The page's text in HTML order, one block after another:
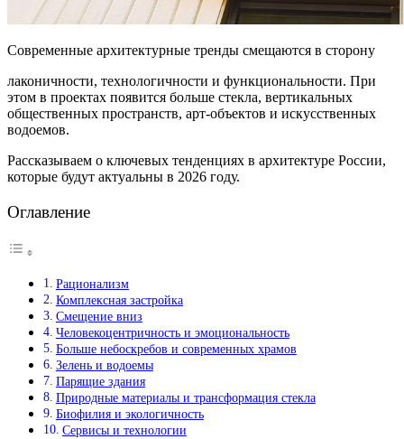
Современные архитектурные тренды смещаются в сторону
лаконичности, технологичности и функциональности. При
этом в проектах появится больше стекла, вертикальных
общественных пространств, арт-объектов и искусственных
водоемов.
Рассказываем о ключевых тенденциях в архитектуре России,
которые будут актуальны в 2026 году.
Оглавление
Рационализм
Комплексная застройка
Смещение вниз
Человекоцентричность и эмоциональность
Больше небоскребов и современных храмов
Зелень и водоемы
Парящие здания
Природные материалы и трансформация стекла
Биофилия и экологичность
Сервисы и технологии